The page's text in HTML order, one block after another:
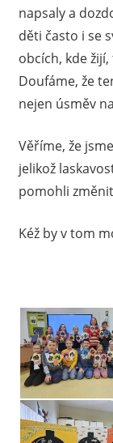
napsaly a
děti často i se
obcích, kde
Doufáme, že
nejen úsměv
Věříme, že
jelikož
pomohli
Kéž by v tom